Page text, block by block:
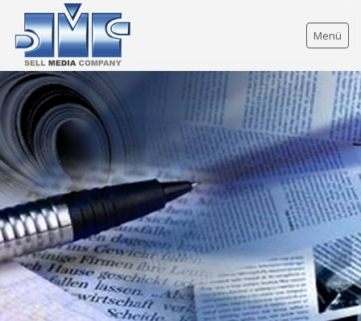
Menü
FULL SERVICE
UNTERNEHMEN
KONTAKT
IMPRESSUM
SITEMAP